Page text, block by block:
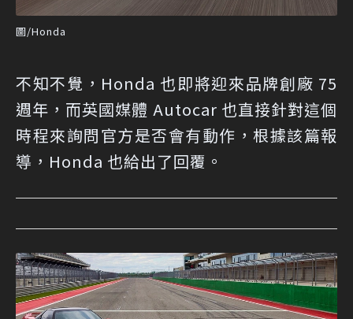
圖/Honda
不知不覺，Honda 也即將迎來品牌創廠 75
週年，而英國媒體 Autocar 也直接針對這個
時程來詢問官方是否會有動作，根據該篇報
導，Honda 也給出了回覆。